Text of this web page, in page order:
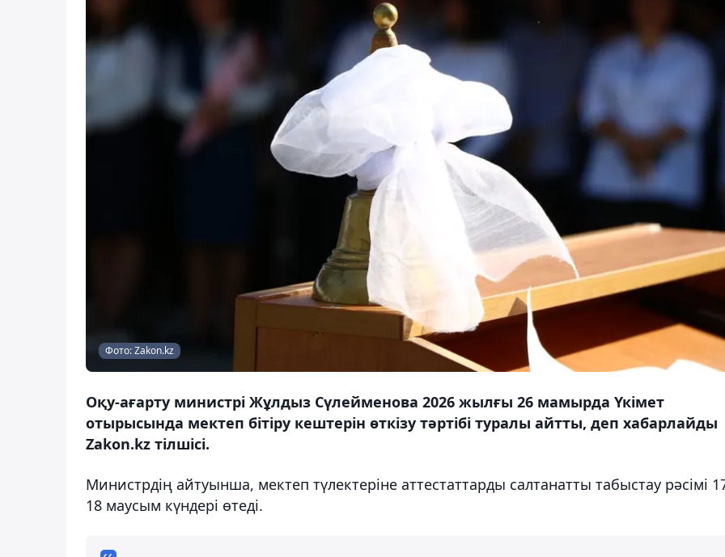
Фото: Zakon.kz
Оқу-ағарту министрі Жұлдыз Сүлейменова 2026 жылғы 26 мамырда Үкімет
отырысында мектеп бітіру кештерін өткізу тәртібі туралы айтты, деп хабарлайды
Zakon.kz тілшісі.
Министрдің айтуынша, мектеп түлектеріне аттестаттарды салтанатты табыстау рәсімі
18 маусым күндері өтеді.